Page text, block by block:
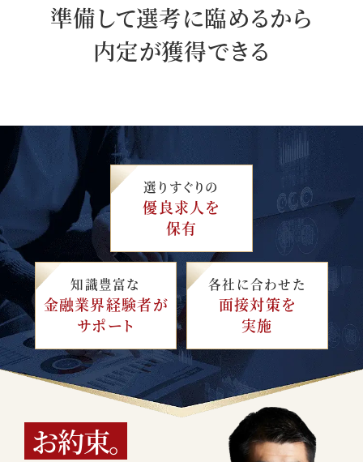
準備して選考に臨めるから
内定が獲得できる
選りすぐりの
優良求人を
保有
知識豊富な
金融業界経験者が
サポート
各社に合わせた
面接対策を
実施
お約束。